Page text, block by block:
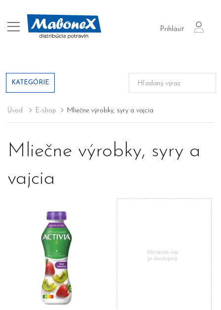
Prihlásiť
login
KATEGÓRIE
Úvod E-shop Mliečne výrobky, syry a vajcia
Mliečne výrobky, syry a
vajcia